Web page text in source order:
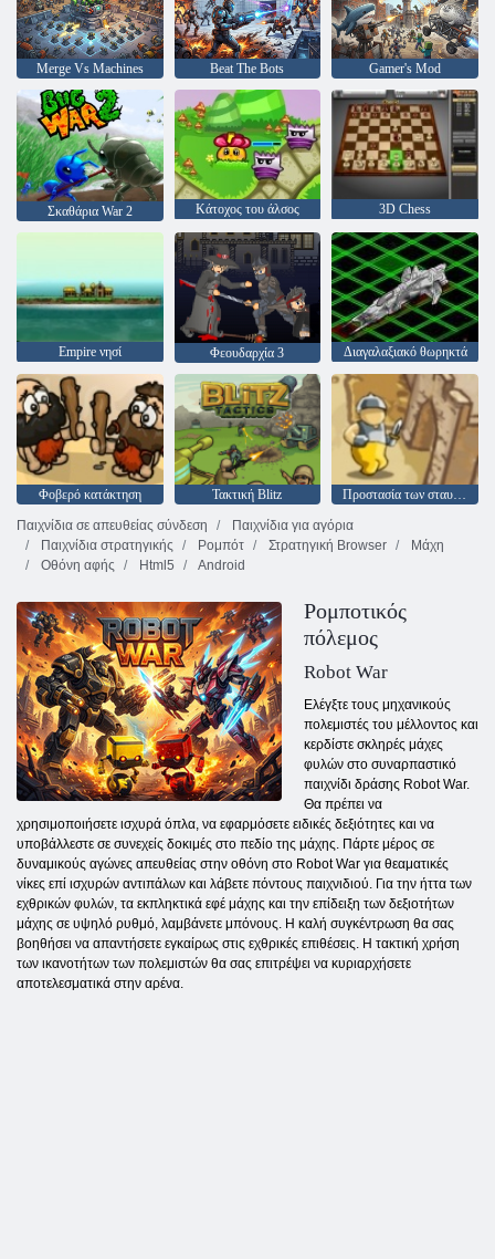
Merge Vs Machines Beat The Bots Gamer's Mod
Σκαθάρια War 2 Κάτοχος του άλσος 3D Chess
Empire νησί Φεουδαρχία 3 Διαγαλαξιακό θωρηκτά
Φοβερό κατάκτηση Τακτική Blitz
Προστασία των σταυροφόρων
Παιχνίδια σε απευθείας σύνδεση
Παιχνίδια για αγόρια
Παιχνίδια στρατηγικής
Ρομπότ Στρατηγική Browser
Μάχη
Οθόνη αφής
Html5 Android
Ρομποτικός
πόλεμος
Robot War
Ελέγξτε τους μηχανικούς
πολεμιστές του μέλλοντος και
κερδίστε σκληρές μάχες
φυλών στο συναρπαστικό
παιχνίδι δράσης Robot War.
Θα πρέπει να
χρησιμοποιήσετε ισχυρά όπλα, να εφαρμόσετε ειδικές δεξιότητες και να
υποβάλλεστε σε συνεχείς δοκιμές στο πεδίο της μάχης. Πάρτε μέρος σε
δυναμικούς αγώνες απευθείας στην οθόνη στο Robot War για θεαματικές
νίκες επί ισχυρών αντιπάλων και λάβετε πόντους παιχνιδιού. Για την ήττα των
εχθρικών φυλών, τα εκπληκτικά εφέ μάχης και την επίδειξη των δεξιοτήτων
μάχης σε υψηλό ρυθμό, λαμβάνετε μπόνους. Η καλή συγκέντρωση θα σας
βοηθήσει να απαντήσετε εγκαίρως στις εχθρικές επιθέσεις. Η τακτική χρήση
των ικανοτήτων των πολεμιστών θα σας επιτρέψει να κυριαρχήσετε
αποτελεσματικά στην αρένα.